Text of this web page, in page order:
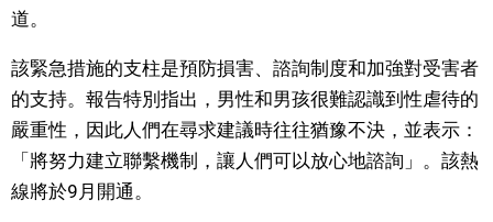
人物訪談
日本入門
official SNS
道。
該緊急措施的支柱是預防損害、諮詢制度和加強對受害者
的支持。報告特別指出，男性和男孩很難認識到性虐待的
嚴重性，因此人們在尋求建議時往往猶豫不決，並表示：
「將努力建立聯繫機制，讓人們可以放心地諮詢」。該熱
線將於9月開通。